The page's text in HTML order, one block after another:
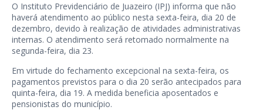
O Instituto Previdenciário de Juazeiro (IPJ) informa que não
haverá atendimento ao público nesta sexta-feira, dia 20 de
dezembro, devido à realização de atividades administrativas
internas. O atendimento será retomado normalmente na
segunda-feira, dia 23.
Em virtude do fechamento excepcional na sexta-feira, os
pagamentos previstos para o dia 20 serão antecipados para
quinta-feira, dia 19. A medida beneficia aposentados e
pensionistas do município.